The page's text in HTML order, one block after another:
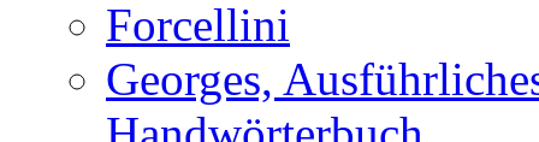
Forcellini
Georges,